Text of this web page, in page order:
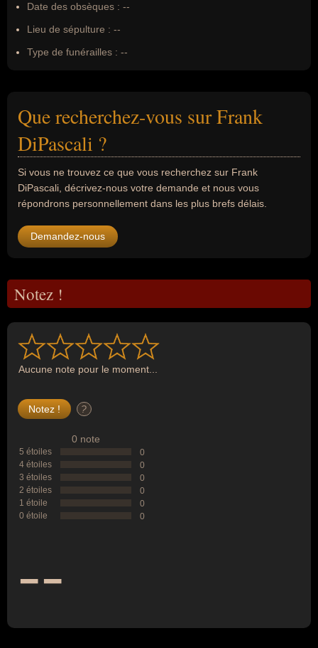
Date des obsèques : --
Lieu de sépulture : --
Type de funérailles : --
Que recherchez-vous sur Frank
DiPascali ?
Si vous ne trouvez ce que vous recherchez sur Frank
DiPascali, décrivez-nous votre demande et nous vous
répondrons personnellement dans les plus brefs délais.
Demandez-nous
Notez !
Aucune note pour le moment...
?
0 note
5 étoiles
0
4 étoiles
0
3 étoiles
0
2 étoiles
0
1 étoile
0
0 étoile
0
--